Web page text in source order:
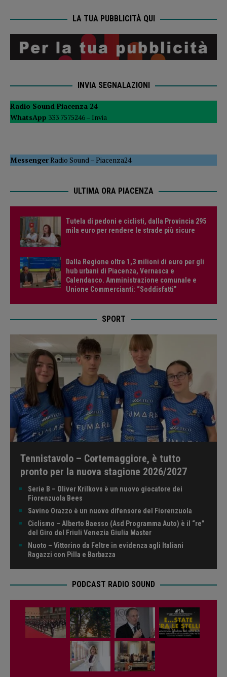
LA TUA PUBBLICITÀ QUI
INVIA SEGNALAZIONI
Radio Sound Piacenza 24
WhatsApp 333 7575246 – Invia
MessengerRadio Sound –Piacenza24
ULTIMA ORA PIACENZA
Tutela di pedoni e ciclisti, dalla Provincia 295
mila euro per rendere le strade più sicure
Dalla Regione oltre 1,3 milioni di euro per gli
hub urbani di Piacenza, Vernasca e
Calendasco. Amministrazione comunale e
Unione Commercianti: “Soddisfatti”
SPORT
Tennistavolo – Cortemaggiore, è tutto
pronto per la nuova stagione 2026/2027
Serie B – Oliver Krilkovs è un nuovo giocatore dei
Fiorenzuola Bees
Savino Orazzo è un nuovo difensore del Fiorenzuola
Ciclismo – Alberto Baesso (Asd Programma Auto) è il “re”
del Giro del Friuli Venezia Giulia Master
Nuoto – Vittorino da Feltre in evidenza agli Italiani
Ragazzi con Pilla e Barbazza
PODCAST RADIO SOUND